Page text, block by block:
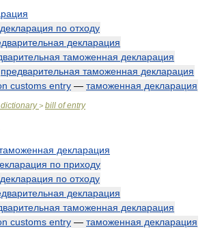
декларация по отходу
декларация
таможенная декларация
предварительная таможенная декларация
customs entry — таможенная декларация
> bill of entry
декларация
по приходу
декларация по отходу
декларация
таможенная декларация
customs entry — таможенная декларация